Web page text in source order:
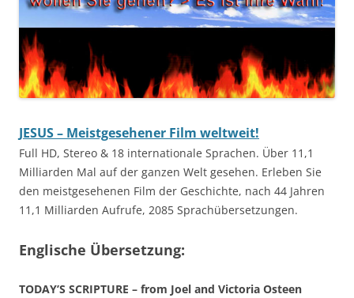
JESUS – Meistgesehener Film weltweit!
Full HD, Stereo & 18 internationale Sprachen. Über 11,1
Milliarden Mal auf der ganzen Welt gesehen. Erleben Sie
den meistgesehenen Film der Geschichte, nach 44 Jahren
11,1 Milliarden Aufrufe, 2085 Sprachübersetzungen.
Englische Übersetzung:
TODAY’S SCRIPTURE – from Joel and Victoria Osteen